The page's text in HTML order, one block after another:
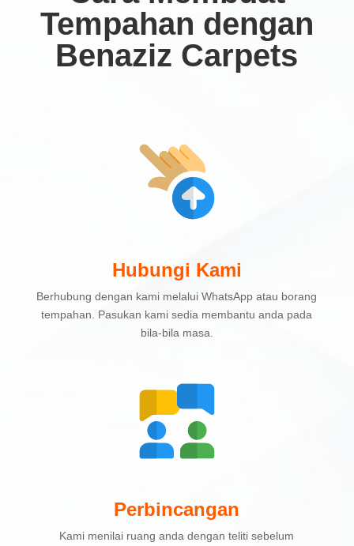
Tempahan dengan
Benaziz Carpets
Hubungi Kami
Berhubung dengan kami melalui WhatsApp atau borang
tempahan. Pasukan kami sedia membantu anda pada
bila-bila masa.
Perbincangan
Kami menilai ruang anda dengan teliti sebelum